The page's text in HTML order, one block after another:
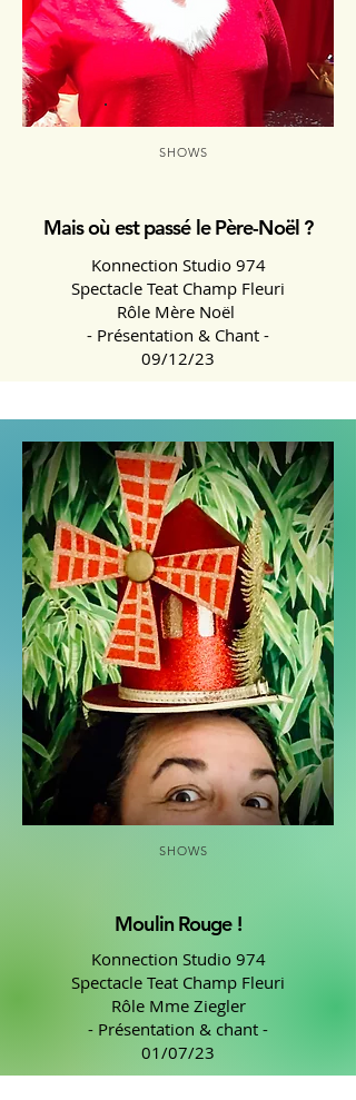
SHOWS
Mais où est passé le Père-Noël ?
Konnection Studio 974
Spectacle Teat Champ Fleuri
Rôle Mère Noël
- Présentation & Chant -
09/12/23
SHOWS
Moulin Rouge !
Konnection Studio 974
Spectacle Teat Champ Fleuri
Rôle Mme Ziegler
- Présentation & chant -
01/07/23